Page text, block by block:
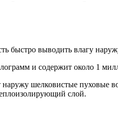
быстро выводить влагу
и содержит около 1
наружу шелковистые
слой.